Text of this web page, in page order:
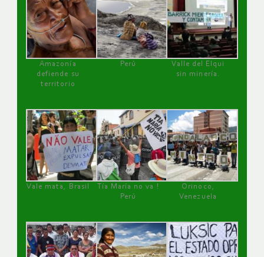
Amazonía
defiende su
territorio
Perú
Valle del Elqui
sin minería.
Vale mata, Brasil
Tía María no va !
Perú
Orinoco,
Venezuela